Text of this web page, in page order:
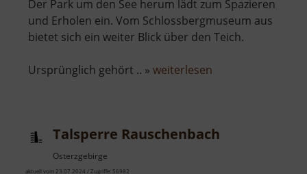
Der Park um den See herum lädt zum Spazieren
und Erholen ein. Vom Schlossbergmuseum aus
bietet sich ein weiter Blick über den Teich.
Ursprünglich gehört .. » weiterlesen
Talsperre Rauschenbach
Osterzgebirge
aktuell vom 23.07.2024 / Zugriffe: 56982